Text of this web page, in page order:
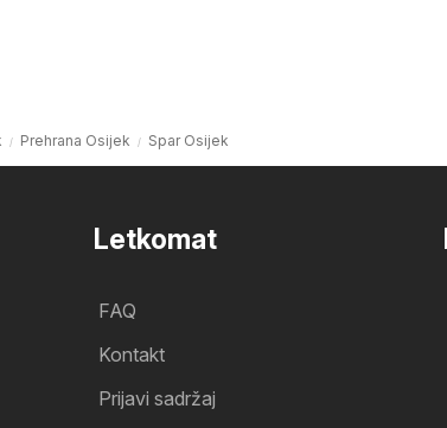
Prehrana Osijek Spar Osijek
Letkomat
FAQ
Kontakt
Prijavi sadržaj